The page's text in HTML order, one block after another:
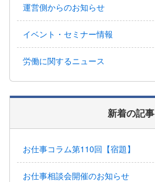
運営側からのお知らせ
イベント・セミナー情報
労働に関するニュース
新着の記事
お仕事コラム第110回【宿題】
お仕事相談会開催のお知らせ